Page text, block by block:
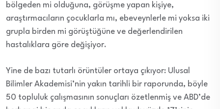
bölgeden mi olduğuna, görüşme yapan kişiye,
araştırmacıların çocuklarla mı, ebeveynlerle mi yoksa iki
grupla birden mi görüştüğüne ve değerlendirilen
hastalıklara göre değişiyor.
Yine de bazı tutarlı örüntüler ortaya çıkıyor: Ulusal
Bilimler Akademisi’nin yakın tarihli bir raporunda, böyle
50 topluluk çalışmasının sonuçları özetlenmiş ve ABD’de